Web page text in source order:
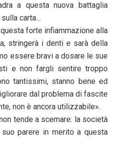
a questa nuova battaglia
carta…
forte infiammazione alla
stringerà i denti e sarà della
essere bravi a dosare le sue
e non fargli sentire troppo
tantissimi, stanno bene ed
dal problema di fascite
non è ancora utilizzabile».
tende a scemare: la società
suo parere in merito a questa